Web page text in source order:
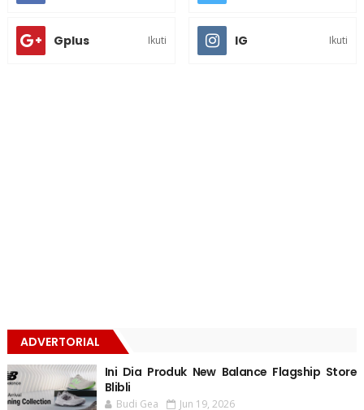
Gplus Ikuti IG Ikuti
ADVERTORIAL
Ini Dia Produk New Balance Flagship Store
Blibli
Budi Gea Jun 19, 2026